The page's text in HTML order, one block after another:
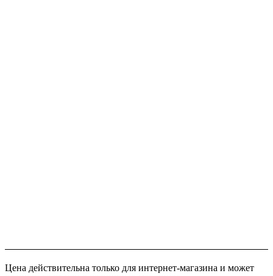
Цена действительна только для интернет-магазина и может